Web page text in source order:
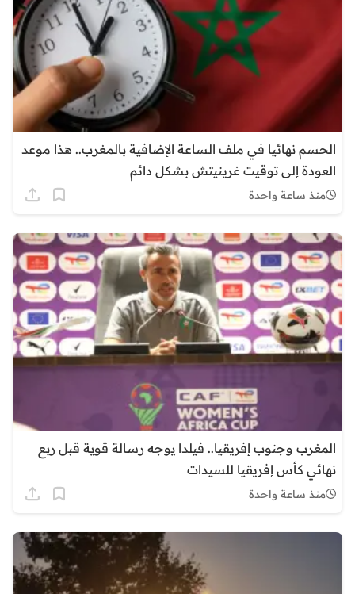
الحسم نهائيا في ملف الساعة الإضافية بالمغرب.. هذا موعد
العودة إلى توقيت غرينيتش بشكل دائم
منذ ساعة واحدة
المغرب وجنوب إفريقيا.. فيلدا يوجه رسالة قوية قبل ربع
نهائي كأس إفريقيا للسيدات
منذ ساعة واحدة